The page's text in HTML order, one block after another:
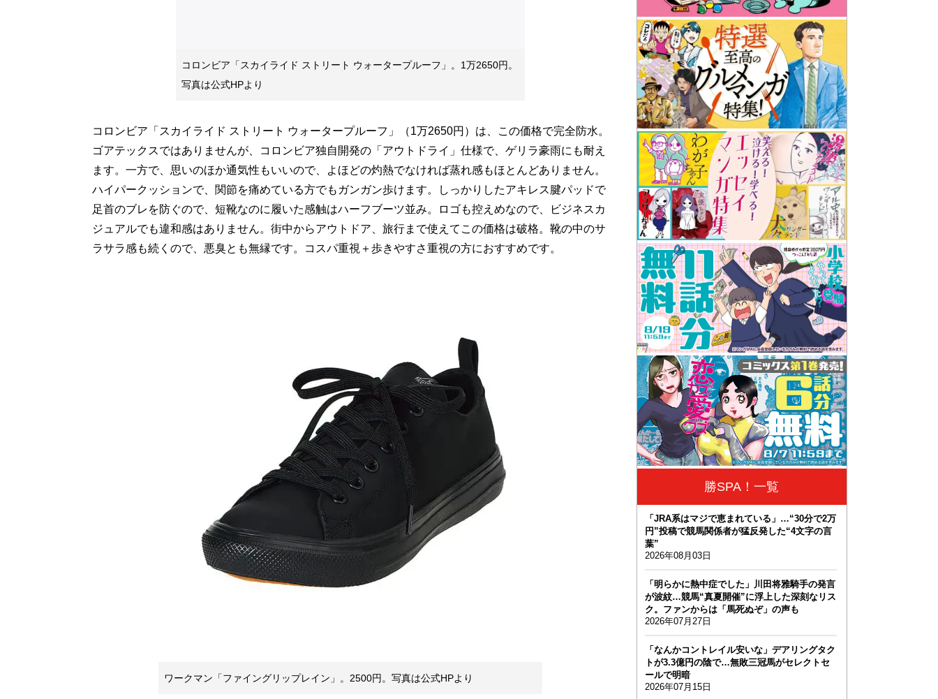
コロンビア「スカイライド ストリート ウォータープルーフ」。1万2650円。
写真は公式HPより
コロンビア「スカイライド ストリート ウォータープルーフ」（1万2650円）は、この価格で完全防水。
ゴアテックスではありませんが、コロンビア独自開発の「アウトドライ」仕様で、ゲリラ豪雨にも耐え
ます。一方で、思いのほか通気性もいいので、よほどの灼熱でなければ蒸れ感もほとんどありません。
ハイパークッションで、関節を痛めている方でもガンガン歩けます。しっかりしたアキレス腱パッドで
足首のブレを防ぐので、短靴なのに履いた感触はハーフブーツ並み。ロゴも控えめなので、ビジネスカ
ジュアルでも違和感はありません。街中からアウトドア、旅行まで使えてこの価格は破格。靴の中のサ
ラサラ感も続くので、悪臭とも無縁です。コスパ重視＋歩きやすさ重視の方におすすめです。
ワークマン「ファイングリップレイン」。2500円。写真は公式HPより
勝SPA！一覧
「JRA系はマジで恵まれている」…“30分で2万
円”投稿で競馬関係者が猛反発した“4文字の言
葉”
2026年08月03日
「明らかに熱中症でした」川田将雅騎手の発言
が波紋…競馬“真夏開催”に浮上した深刻なリス
ク。ファンからは「馬死ぬぞ」の声も
2026年07月27日
「なんかコントレイル安いな」デアリングタク
トが3.3億円の陰で…無敗三冠馬がセレクトセ
ールで明暗
2026年07月15日